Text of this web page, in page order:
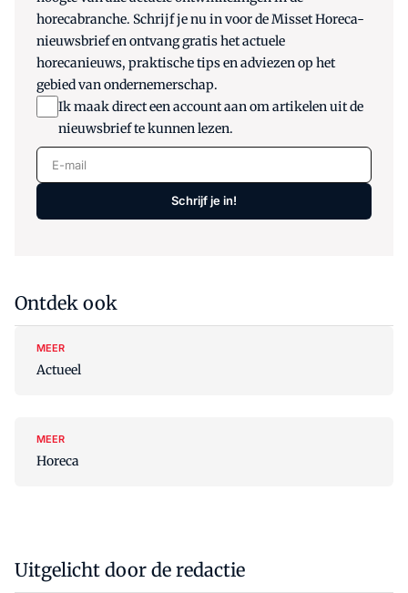
horecabranche. Schrijf je nu in voor de Misset Horeca-
nieuwsbrief en ontvang gratis het actuele
horecanieuws, praktische tips en adviezen op het
gebied van ondernemerschap.
Ik maak direct een account aan om artikelen uit de
nieuwsbrief te kunnen lezen.
E-mail
Schrijf je in!
Ontdek ook
MEER
Actueel
MEER
Horeca
Uitgelicht door de redactie